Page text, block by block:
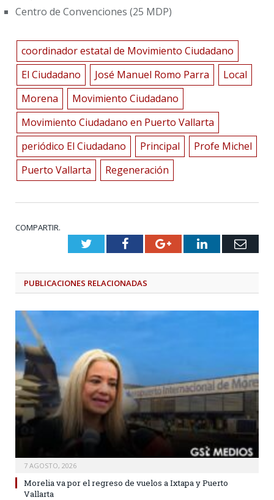
Centro de Convenciones (25 MDP)
coordinador estatal de Movimiento Ciudadano
El Ciudadano
José Manuel Romo Parra
Local
Morena
Movimiento Ciudadano
Movimiento Ciudadano en Puerto Vallarta
periódico El Ciudadano
Principal
Profe Michel
Puerto Vallarta
Regeneración
COMPARTIR.
TwitterFacebookGoogle+LinkedIn
PUBLICACIONES RELACIONADAS
7 AGOSTO, 2026
Morelia va por el regreso de vuelos a Ixtapa y Puerto
Vallarta